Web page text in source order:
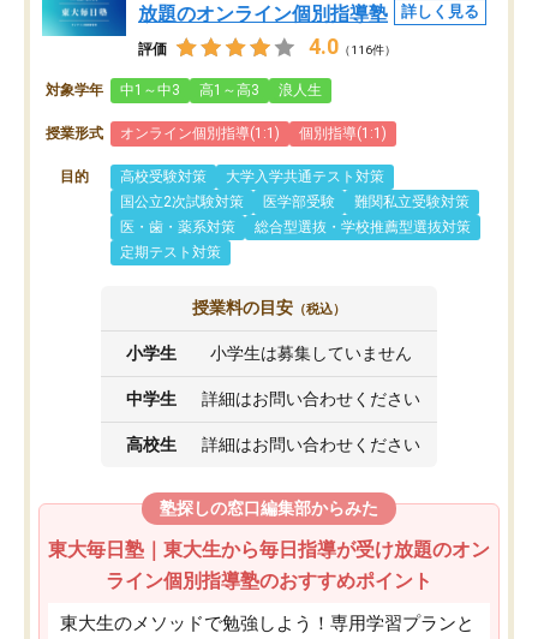
放題のオンライン個別指導塾
詳しく見る
評価 4.0 （116件）
対象学年 中1～中3 高1～高3 浪人生
授業形式 オンライン個別指導(1:1) 個別指導(1:1)
目的 高校受験対策
大学入学共通テスト対策
国公立2次試験対策
医学部受験
難関私立受験対策
医・歯・薬系対策
総合型選抜・学校推薦型選抜対策
定期テスト対策
授業料の目安 （税込）
小学生 小学生は募集していません
中学生 詳細はお問い合わせください
高校生 詳細はお問い合わせください
塾探しの窓口編集部からみた
東大毎日塾｜東大生から毎日指導が受け放題のオン
ライン個別指導塾のおすすめポイント
東大生のメソッドで勉強しよう！専用学習プランと